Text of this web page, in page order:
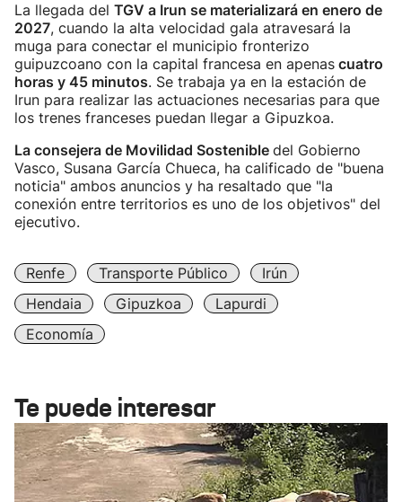
La llegada del TGV a Irun se materializará en enero de
2027, cuando la alta velocidad gala atravesará la
muga para conectar el municipio fronterizo
guipuzcoano con la capital francesa en apenas cuatro
horas y 45 minutos. Se trabaja ya en la estación de
Irun para realizar las actuaciones necesarias para que
los trenes franceses puedan llegar a Gipuzkoa.
La consejera de Movilidad Sostenible del Gobierno
Vasco, Susana García Chueca, ha calificado de "buena
noticia" ambos anuncios y ha resaltado que "la
conexión entre territorios es uno de los objetivos" del
ejecutivo.
Renfe Transporte Público
Irún
Hendaia
Gipuzkoa
Lapurdi
Economía
Te puede interesar